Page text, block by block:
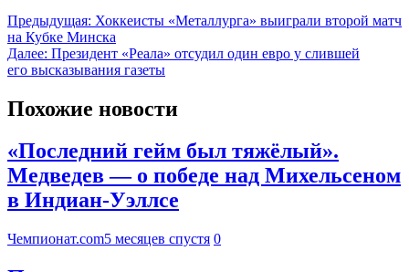
Предыдущая: Хоккеисты «Металлурга» выиграли второй матч
на Кубке Минска
Далее: Президент «Реала» отсудил один евро у слившей
его высказывания газеты
Похожие новости
«Последний гейм был тяжёлый».
Медведев — о победе над Михельсеном
в Индиан-Уэллсе
Чемпионат.com5 месяцев спустя 0